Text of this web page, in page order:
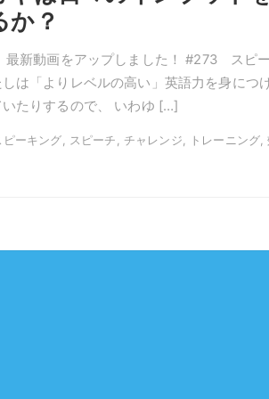
か？
最新動画をアップしました！ #273 スピ
は「よりレベルの高い」英語力を身につ
たりするので、 いわゆ […]
ーキング, スピーチ, チャレンジ, トレーニング,